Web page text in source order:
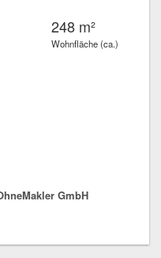
248 m²
Wohnfläche (ca.)
GmbH